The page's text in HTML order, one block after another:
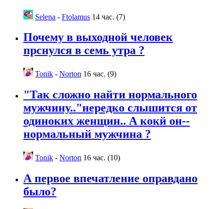
Selena - Ftolamus 14 час. (7)
Почему в выходной человек
прснулся в семь утра ?
Tonik - Norton 16 час. (9)
"Так сложно найти нормального
мужчину.."нередко слышится от
одиноких женщин.. А кокй он--
нормальный мужчина ?
Tonik - Norton 16 час. (10)
А первое впечатление оправдано
было?